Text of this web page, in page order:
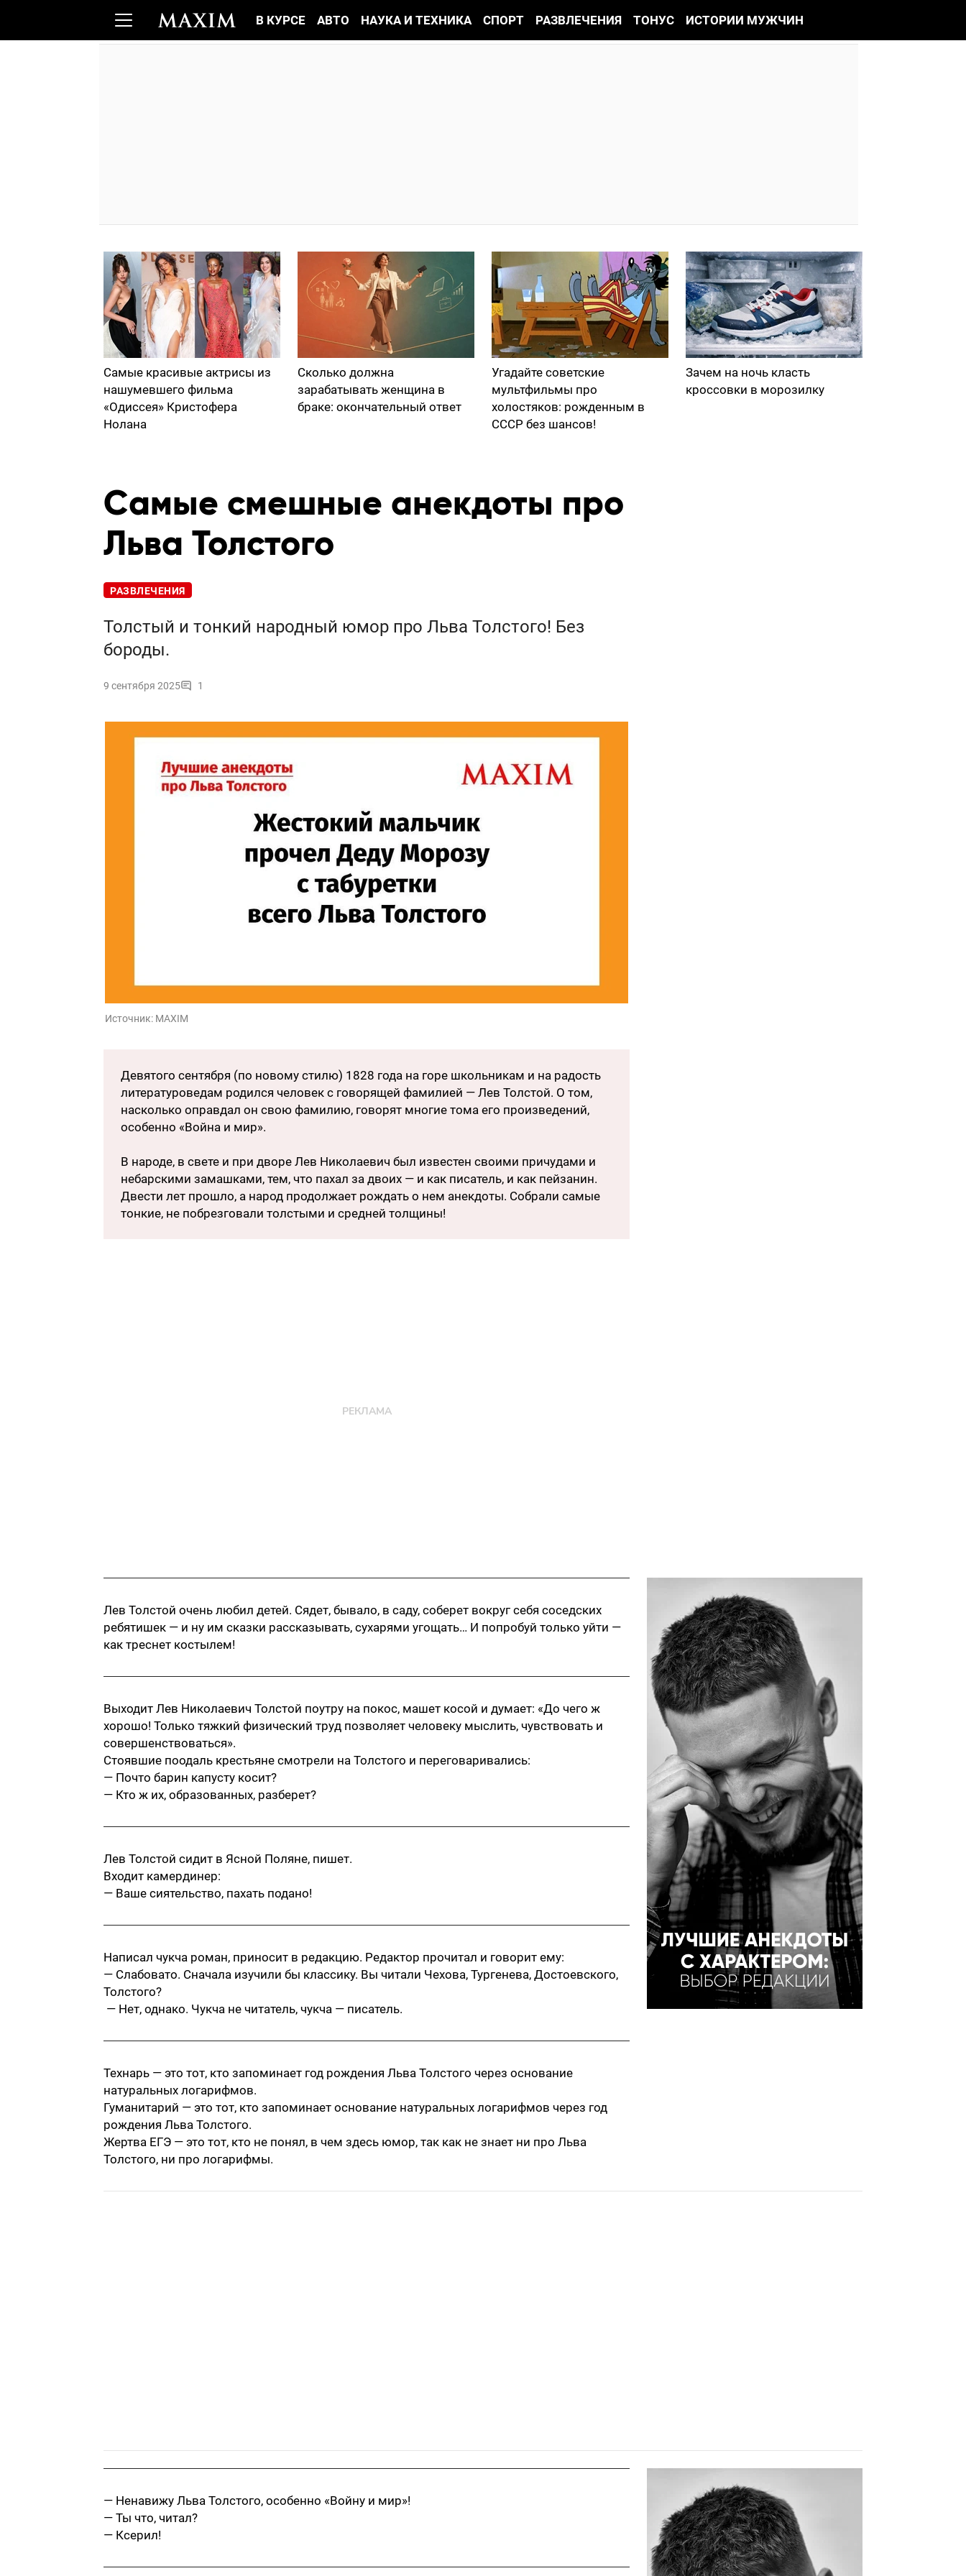
В КУРСЕ АВТО НАУКА И ТЕХНИКА СПОРТ РАЗВЛЕЧЕНИЯ ТОНУС ИСТОРИИ МУЖЧИН
Самые красивые актрисы из
нашумевшего фильма
«Одиссея» Кристофера
Нолана
Сколько должна
зарабатывать женщина в
браке: окончательный ответ
Угадайте советские
мультфильмы про
холостяков: рожденным в
СССР без шансов!
Зачем на ночь класть
кроссовки в морозилку
Самые смешные анекдоты про
Льва Толстого
РАЗВЛЕЧЕНИЯ
Толстый и тонкий народный юмор про Льва Толстого! Без
бороды.
9 сентября 2025 1
Источник: MAXIM
Девятого сентября (по новому стилю) 1828 года на горе школьникам и на радость
литературоведам родился человек с говорящей фамилией — Лев Толстой. О том,
насколько оправдал он свою фамилию, говорят многие тома его произведений,
особенно «Война и мир».
В народе, в свете и при дворе Лев Николаевич был известен своими причудами и
небарскими замашками, тем, что пахал за двоих — и как писатель, и как пейзанин.
Двести лет прошло, а народ продолжает рождать о нем анекдоты. Собрали самые
тонкие, не побрезговали толстыми и средней толщины!
Лев Толстой очень любил детей. Сядет, бывало, в саду, соберет вокруг себя соседских
ребятишек — и ну им сказки рассказывать, сухарями угощать… И попробуй только уйти —
как треснет костылем!
Выходит Лев Николаевич Толстой поутру на покос, машет косой и думает: «До чего ж
хорошо! Только тяжкий физический труд позволяет человеку мыслить, чувствовать и
совершенствоваться».
Стоявшие поодаль крестьяне смотрели на Толстого и переговаривались:
— Почто барин капусту косит?
— Кто ж их, образованных, разберет?
Лев Толстой сидит в Ясной Поляне, пишет.
Входит камердинер:
— Ваше сиятельство, пахать подано!
Написал чукча роман, приносит в редакцию. Редактор прочитал и говорит ему:
— Слабовато. Сначала изучили бы классику. Вы читали Чехова, Тургенева, Достоевского,
Толстого?
— Нет, однако. Чукча не читатель, чукча — писатель.
Технарь — это тот, кто запоминает год рождения Льва Толстого через основание
натуральных логарифмов.
Гуманитарий — это тот, кто запоминает основание натуральных логарифмов через год
рождения Льва Толстого.
Жертва ЕГЭ — это тот, кто не понял, в чем здесь юмор, так как не знает ни про Льва
Толстого, ни про логарифмы.
— Ненавижу Льва Толстого, особенно «Войну и мир»!
— Ты что, читал?
— Ксерил!